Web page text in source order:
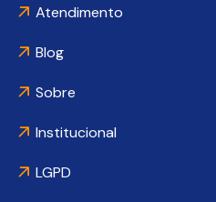
Atendimento
Blog
Sobre
Institucional
LGPD